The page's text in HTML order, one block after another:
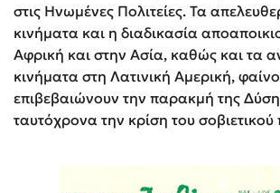
στις Ηνωμένες Πολιτείες. Τα
κινήματα και η διαδικασία
Αφρική και στην Ασία, καθώς και τα
κινήματα στη Λατινική Αμερική,
επιβεβαιώνουν την παρακμή της
ταυτόχρονα την κρίση του